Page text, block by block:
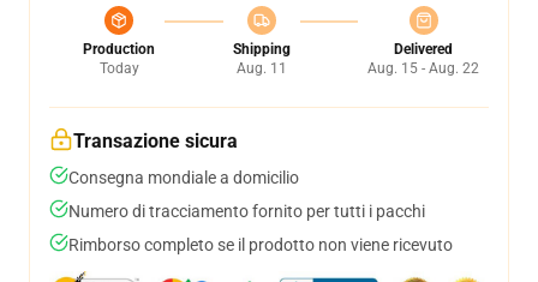
Production
Today
Shipping
Aug. 11
Delivered
Aug. 15 - Aug. 22
Transazione sicura
Consegna mondiale a domicilio
Numero di tracciamento fornito per tutti i pacchi
Rimborso completo se il prodotto non viene ricevuto